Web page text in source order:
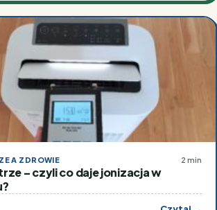
A ZDROWIE 2 min
– czyli co daje jonizacja w